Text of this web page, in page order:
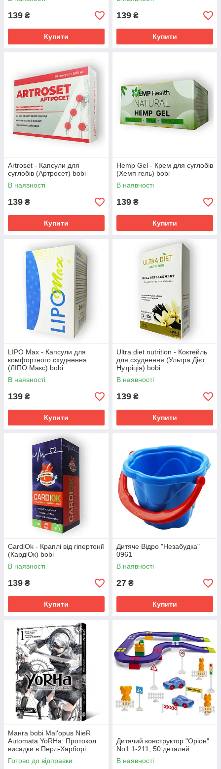
139 ₴
Купити
139 ₴
Купити
Artroset - Капсули для
суглобів (Артросет) bobi
В наявності
139 ₴
Купити
Hemp Gel - Крем для суглобів
(Хемп гель) bobi
В наявності
139 ₴
Купити
LIPO Max - Капсули для
комфортного схуднення
(ЛІПО Макс) bobi
В наявності
139 ₴
Купити
Ultra diet nutrition - Коктейль
для схуднення (Ультра Дієт
Нутріція) bobi
В наявності
139 ₴
Купити
CardiOk - Краплі від гіпертонії
(КардіОк) bobi
В наявності
139 ₴
Купити
Дитяче Відро "Незабудка"
0961
В наявності
27 ₴
Купити
Манга bobi Mal'opus NieR
Automata YoRHa: Протокол
висадки в Перл-Харборі
українською мовою 1 M M
NRA 1
Готово до відправки
Дитячий конструктор "Оріон"
No1 1-211, 50 деталей
В наявності